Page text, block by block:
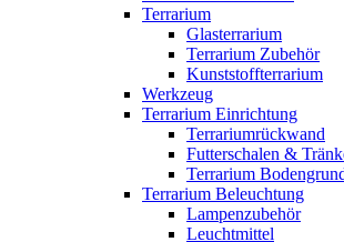
Terrarium
Glasterrarium
Terrarium Zubehör
Kunststoffterrarium
Werkzeug
Terrarium Einrichtung
Terrariumrückwand
Futterschalen &
Terrarium
Terrarium Beleuchtung
Lampenzubehör
Leuchtmittel